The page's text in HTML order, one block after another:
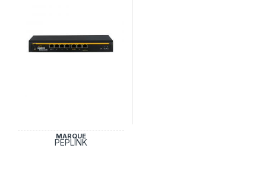
MARQUE
PEPLINK